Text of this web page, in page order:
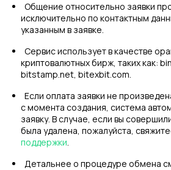
Общение относительно заявки
исключительно по контактным
указанным в заявке.
Сервис использует в качестве
криптовалютных бирж, таких как:
bitstamp.net, bitexbit.com.
Если оплата заявки не
с момента создания, система
заявку. В случае, если вы
была удалена, пожалуйста,
поддержки.
Детальнее о процедуре обмена